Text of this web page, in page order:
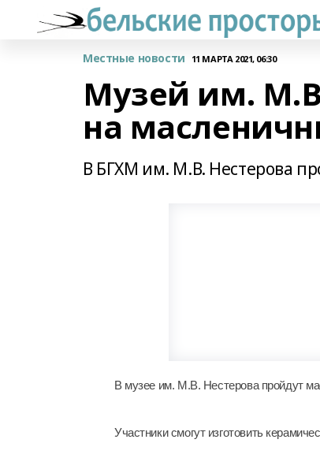
Местные новости 11 МАРТА 2021, 06:30
Музей им.
на
В БГХМ им. М.В. Нестерова
В музее им. М.В. Нестерова пройдут
Участники смогут изготовить